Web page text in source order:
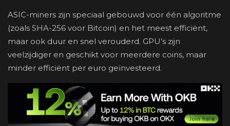
ASIC-miners zijn speciaal gebouwd voor één algoritme
(zoals SHA-256 voor Bitcoin) en het meest efficiënt,
maar ook duur en snel verouderd. GPU’s zijn
veelzijdiger en geschikt voor meerdere coins, maar
minder efficiënt per euro geïnvesteerd.